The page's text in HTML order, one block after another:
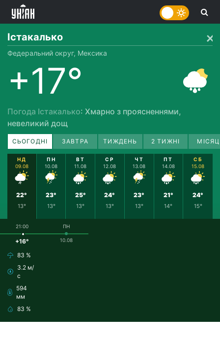
Істакалько
Федеральний округ, Мексика
+17°
Погода Істакалько: Хмарно з проясненнями,
невеликий дощ
СЬОГОДНІ ЗАВТРА ТИЖДЕНЬ 2 ТИЖНІ
НД
09.08
22°
13°
ПН
10.08
23°
13°
ВТ
11.08
25°
13°
СР
12.08
24°
13°
ЧТ
13.08
23°
13°
ПТ
14.08
21°
14°
СБ
15.08
24°
15°
21:00
+16°
83 %
3.2 м/
с
594
мм
83 %
ПН
10.08